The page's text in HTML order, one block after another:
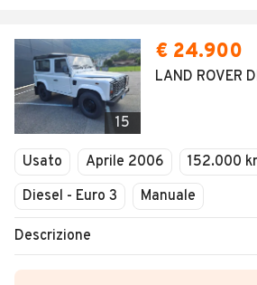
15
€ 24.900
LAND ROVER
Usato Aprile 2006
152.000
Diesel - Euro 3
Manuale
Descrizione